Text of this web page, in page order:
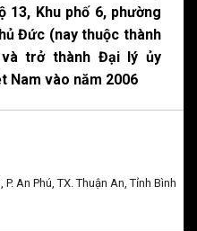
13, Khu phố 6, phường
Đức (nay thuộc thành
và trở thành Đại lý ủy
Nam vào năm 2006
An Phú, TX. Thuận An, Tỉnh Bình